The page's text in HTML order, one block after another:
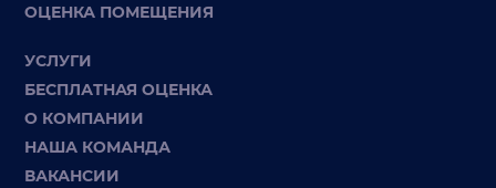
ОЦЕНКА ПОМЕЩЕНИЯ
УСЛУГИ
БЕСПЛАТНАЯ ОЦЕНКА
О КОМПАНИИ
НАША КОМАНДА
ВАКАНСИИ